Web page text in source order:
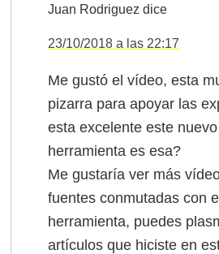
Juan Rodriguez dice
23/10/2018 a las 22:17
Me gustó el vídeo, esta
pizarra para apoyar las
esta excelente este
herramienta es esa?
Me gustaría ver más
fuentes conmutadas con
herramienta, puedes
artículos que hiciste en